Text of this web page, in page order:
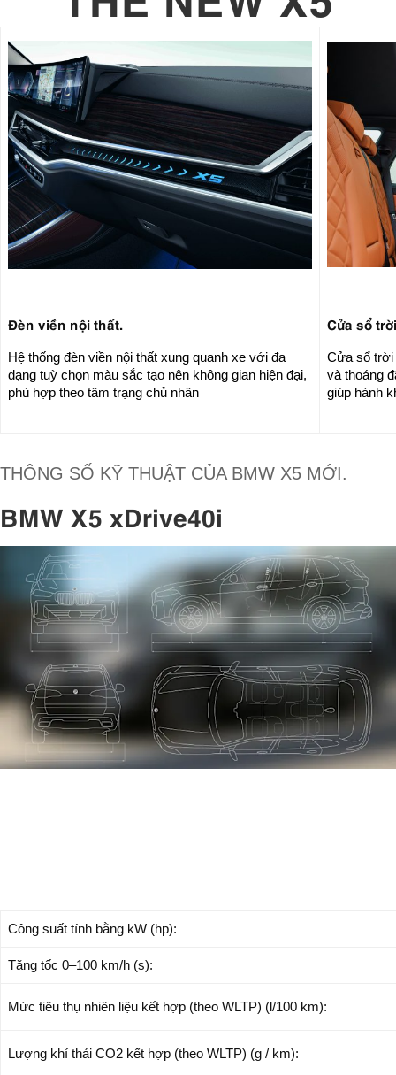
Đèn viền nội thất.
Hệ thống đèn viền nội thất xung quanh xe với đa
dạng tuỳ chọn màu sắc tạo nên không gian hiện đại,
phù hợp theo tâm trạng chủ nhân
Cửa sổ
Cửa sổ trời
và thoáng
giúp hành
THÔNG SỐ KỸ THUẬT CỦA BMW X5 MỚI.
BMW X5 xDrive40i
Công suất tính bằng kW (hp):
Tăng tốc 0–100 km/h (s):
Mức tiêu thụ nhiên liệu kết hợp (theo WLTP) (l/100 km):
Lượng khí thải CO2 kết hợp (theo WLTP) (g / km):